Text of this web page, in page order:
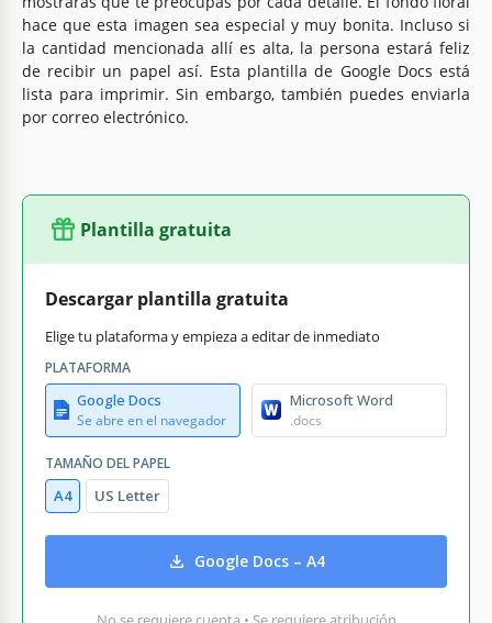
hace que esta imagen sea especial y muy bonita. Incluso si
la cantidad mencionada allí es alta, la persona estará feliz
de recibir un papel así. Esta plantilla de Google Docs está
lista para imprimir. Sin embargo, también puedes enviarla
por correo electrónico.
Plantilla gratuita
Descargar plantilla gratuita
Elige tu plataforma y empieza a editar de inmediato
PLATAFORMA
Google Docs
Se abre en el navegador
Microsoft Word
.docs
TAMAÑO DEL PAPEL
A4 US Letter
Google Docs – A4